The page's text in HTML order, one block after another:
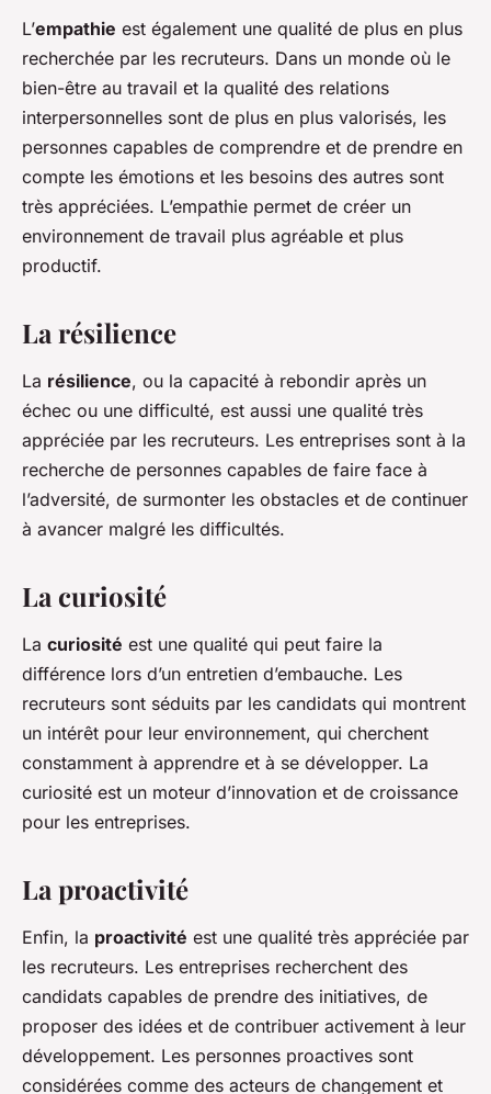
L’empathie est également une qualité de plus en plus
recherchée par les recruteurs. Dans un monde où le
bien-être au travail et la qualité des relations
interpersonnelles sont de plus en plus valorisés, les
personnes capables de comprendre et de prendre en
compte les émotions et les besoins des autres sont
très appréciées. L’empathie permet de créer un
environnement de travail plus agréable et plus
productif.
La résilience
La résilience, ou la capacité à rebondir après un
échec ou une difficulté, est aussi une qualité très
appréciée par les recruteurs. Les entreprises sont à la
recherche de personnes capables de faire face à
l’adversité, de surmonter les obstacles et de continuer
à avancer malgré les difficultés.
La curiosité
La curiosité est une qualité qui peut faire la
différence lors d’un entretien d’embauche. Les
recruteurs sont séduits par les candidats qui montrent
un intérêt pour leur environnement, qui cherchent
constamment à apprendre et à se développer. La
curiosité est un moteur d’innovation et de croissance
pour les entreprises.
La proactivité
Enfin, la proactivité est une qualité très appréciée par
les recruteurs. Les entreprises recherchent des
candidats capables de prendre des initiatives, de
proposer des idées et de contribuer activement à leur
développement. Les personnes proactives sont
considérées comme des acteurs de changement et